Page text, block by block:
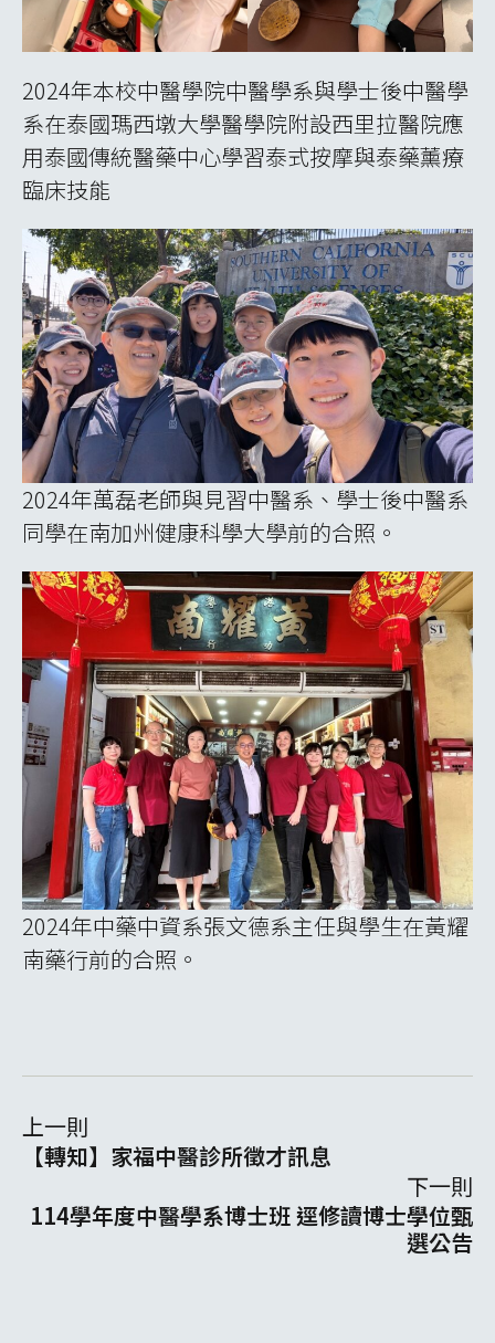
2024年本校中醫學院中醫學系與學士後中醫學
系在泰國瑪西墩大學醫學院附設西里拉醫院應
用泰國傳統醫藥中心學習泰式按摩與泰藥薰療
臨床技能
2024年萬磊老師與見習中醫系、學士後中醫系
同學在南加州健康科學大學前的合照。
2024年中藥中資系張文德系主任與學生在黃耀
南藥行前的合照。
上一則
【轉知】家福中醫診所徵才訊息
下一則
114學年度中醫學系博士班 逕修讀博士學位甄
選公告